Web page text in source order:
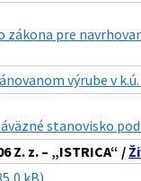
zákona pre
výrube v
stanovisko
Z. z. – „ISTRICA“ /
kB)